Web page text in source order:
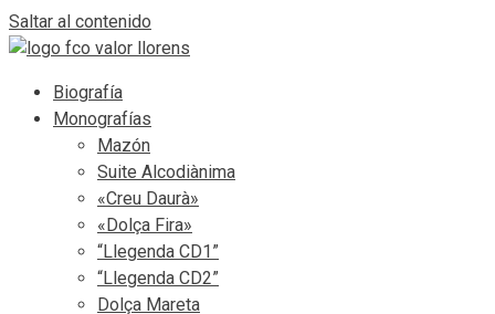
Saltar al contenido
Biografía
Monografías
Mazón
Suite Alcodiànima
«Creu Daurà»
«Dolça Fira»
“Llegenda CD1”
“Llegenda CD2”
Dolça Mareta